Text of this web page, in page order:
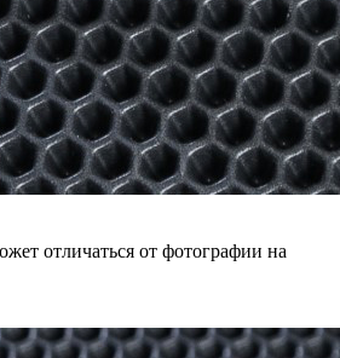
отличаться от фотографии на